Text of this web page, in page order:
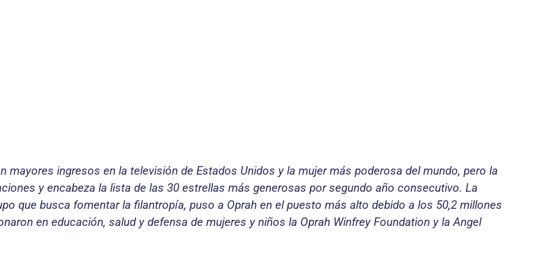
ingresos en la televisión de Estados Unidos y la mujer más poderosa del mundo, pero la
y encabeza la lista de las 30 estrellas más generosas por segundo año consecutivo. La
que busca fomentar la filantropía, puso a Oprah en el puesto más alto debido a los 50,2 millones
en educación, salud y defensa de mujeres y niños la Oprah Winfrey Foundation y la Angel